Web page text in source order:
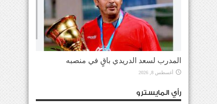
المدرب لسعد الدريدي باقٍ في منصبه
أغسطس 8, 2026
رأي المايسترو